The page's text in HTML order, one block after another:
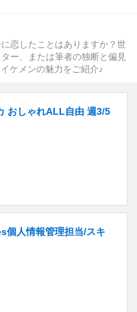
恋したことはありますか？世
ー、または筆者の独断と偏見
ケメンの魅力をご紹介♪
おしゃれALL自由 週3/5
個人情報管理担当/スキ